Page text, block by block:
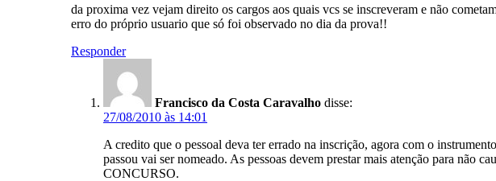
da proxima vez vejam direito os cargos aos quais vcs se inscreveram e não
erro do próprio usuario que só foi observado no dia da prova!!
Responder
Francisco da Costa Caravalho disse:
27/08/2010 às 14:01
A credito que o pessoal deva ter errado na inscrição, agora com o
passou vai ser nomeado. As pessoas devem prestar mais atenção para
CONCURSO.